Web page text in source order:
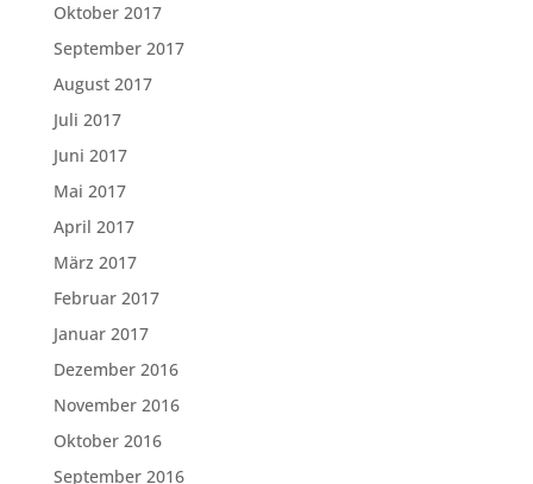
Oktober 2017
September 2017
August 2017
Juli 2017
Juni 2017
Mai 2017
April 2017
März 2017
Februar 2017
Januar 2017
Dezember 2016
November 2016
Oktober 2016
September 2016